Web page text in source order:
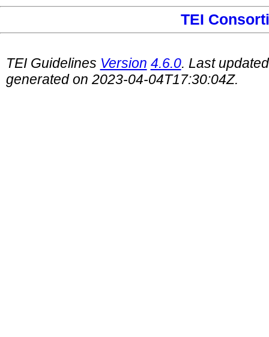
TEI
TEI Guidelines Version 4.6.0. Last
generated on 2023-04-04T17:30:04Z.